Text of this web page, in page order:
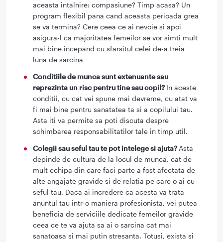
aceasta intalnire: compasiune? Timp acasa? Un
program flexibil pana cand aceasta perioada grea
se va termina? Cere ceea ce ai nevoie si apoi
asigura-l ca majoritatea femeilor se vor simti mult
mai bine incepand cu sfarsitul celei de-a treia
luna de sarcina
Conditiile de munca sunt extenuante sau
reprezinta un risc pentru tine sau copil? In aceste
conditii, cu cat vei spune mai devreme, cu atat va
fi mai bine pentru sanatatea ta si a copilului tau.
Asta iti va permite sa poti discuta despre
schimbarea responsabilitatilor tale in timp util.
Colegii sau seful tau te pot intelege si ajuta? Asta
depinde de cultura de la locul de munca, cat de
mult echipa din care faci parte a fost afectata de
alte angajate gravide si de relatia pe care o ai cu
seful tau. Daca ai incredere ca acesta va trata
anuntul tau intr-o maniera profesionista, vei putea
beneficia de serviciile dedicate femeilor gravide
ceea ce te va ajuta sa ai o sarcina cat mai
sanatoasa si mai putin stresanta. Totusi, exista si